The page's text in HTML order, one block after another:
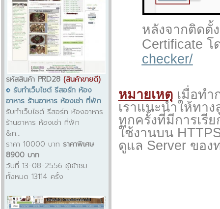
รหัสสินค้า PRD28 (สินค้าขายดี)
รับทำเว็บไซต์ รีสอร์ท ห้อง
อาหาร ร้านอาหาร ห้องเช่า ที่พัก
รับทำเว็บไซต์ รีสอร์ท ห้องอาหาร
ร้านอาหาร ห้องเช่า ที่พัก
&n...
ราคา 10000 บาท ราคาพิเศษ
8900 บาท
วันที่ 13-08-2556 ผู้เข้าชม
ทั้งหมด 13114 ครั้ง
หลังจากติดตั้
Certificate
checker/
หมายเหตุเมื่อทำ
เราแนะนำให้ทา
ทุกครั้งที่มีการเรี
ใช้งานบน
ดูแล Server ของ